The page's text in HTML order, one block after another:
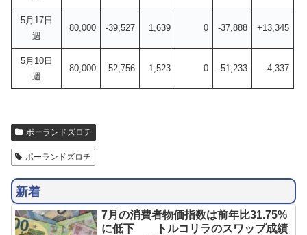
5月17日
週
80,000 -39,527 1,639 0 -37,888 +13,345
5月10日
週
80,000 -52,756 1,523 0 -51,233 -4,337
ポーランドズロチ
ポーランドズロチ
新着
7月の消費者物価指数は前年比31.75%
に低下 トルコリラのスワップ成績